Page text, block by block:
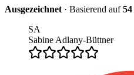
Ausgezeichnet · Basierend auf 54
SA
Sabine Adlany-Büttner